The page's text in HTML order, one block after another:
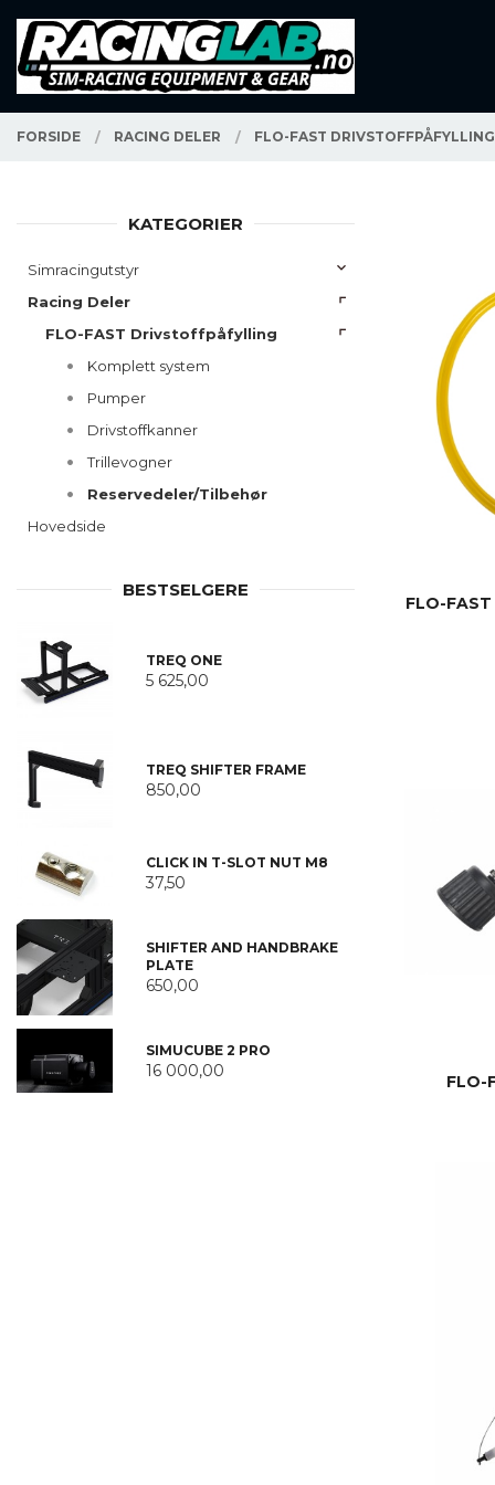
innholdet
PRODUKTER
Lukk
FORSIDE RACING DELER FLO-FAST DRIVSTOFFPÅFYLLING
FLO-FAST
FLO-
KATEGORIER
Simracingutstyr
Racing Deler
FLO-FAST Drivstoffpåfylling
Komplett system
Pumper
Drivstoffkanner
Trillevogner
Reservedeler/Tilbehør
Hovedside
BESTSELGERE
TREQ ONE
5 625,00
TREQ SHIFTER FRAME
850,00
CLICK IN T-SLOT NUT M8
37,50
SHIFTER AND HANDBRAKE
PLATE
650,00
SIMUCUBE 2 PRO
16 000,00